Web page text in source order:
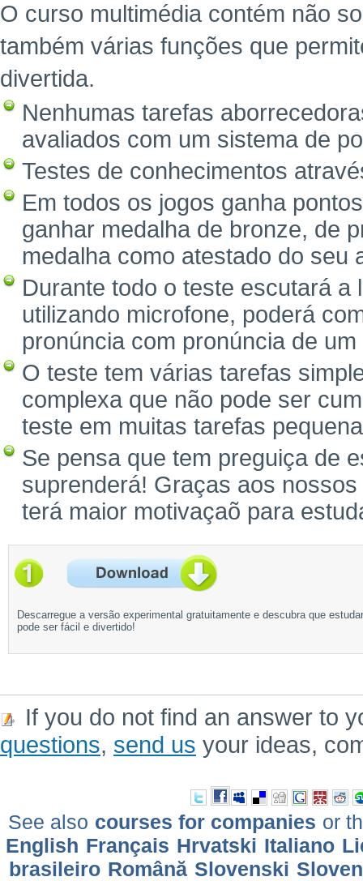
O curso multimédia contém não
também várias funções que
divertida.
Nenhumas tarefas
avaliados com um sistema de
Testes de conhecimentos
Em todos os jogos ganha
ganhar medalha de bronze, de
medalha como atestado do seu
Durante todo o teste escutará
utilizando microfone, poderá
pronúncia com pronúncia de um
O teste tem várias tarefas
complexa que não pode ser
teste em muitas tarefas
Se pensa que tem preguiça de
suprenderá! Graças aos
terá maior motivaçaõ para
Descarregue a versão experimental gratuitamente e descubra que estudar
pode ser fácil e divertido!
If you do not find an answer to
questions, send us your ideas,
See also courses for companies or
English Français Hrvatski Italiano
brasileiro Română Slovenski